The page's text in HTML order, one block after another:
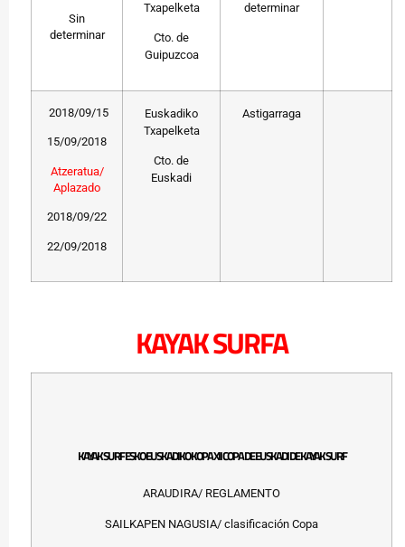
Sin
determinar
Txapelketa
Cto. de
Guipuzcoa
determinar
2018/09/15
15/09/2018
Atzeratua/
Aplazado
2018/09/22
22/09/2018
Euskadiko
Txapelketa
Cto. de
Euskadi
Astigarraga
KAYAK SURFA
KAYAK SURF ESKO EUSKADIKO KOPA XII COPA DE EUSKADI DE KAYAK SURF
ARAUDIRA/ REGLAMENTO
SAILKAPEN NAGUSIA/ clasificación Copa